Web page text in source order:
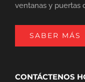
ventanas y puertas
SABER MÁS
CONTÁCTENOS